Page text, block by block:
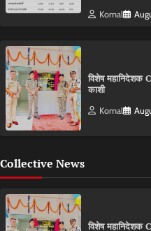
Komal
विशेष महानिदेशक
काशी
Komal
Collective News
विशेष महानिदेशक